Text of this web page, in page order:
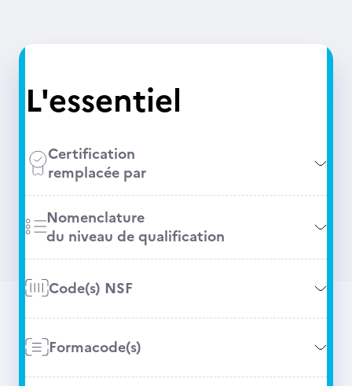
L'essentiel
Certification
remplacée par
Nomenclature
du niveau de qualification
Code(s) NSF
Formacode(s)